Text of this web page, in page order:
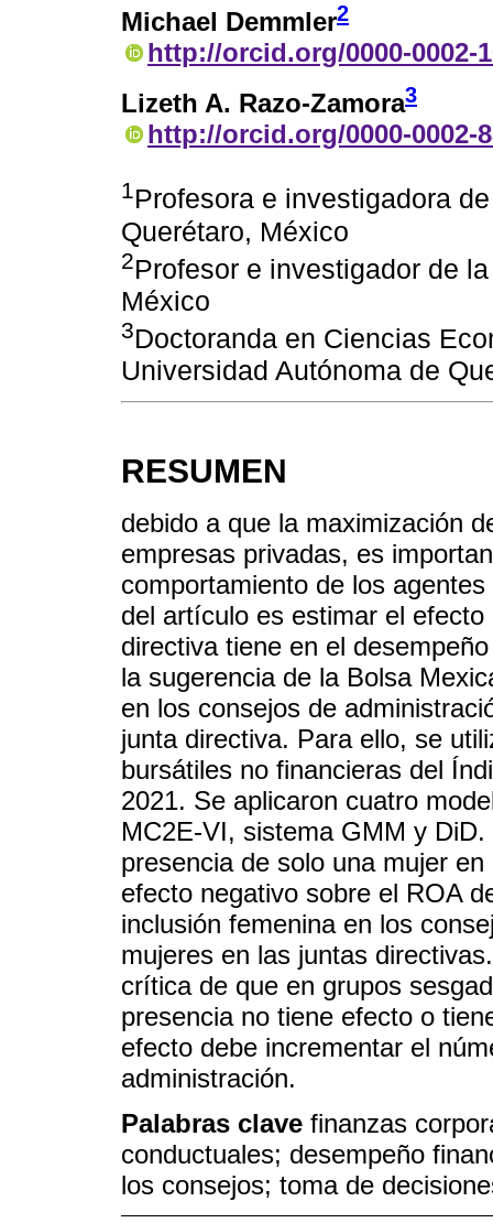
Michael Demmler2
http://orcid.org/0000-0002-
Lizeth A. Razo-Zamora3
http://orcid.org/0000-0002-
1Profesora e investigadora
Querétaro, México
2Profesor e investigador de
México
3Doctoranda en Ciencias
Universidad Autónoma de
RESUMEN
debido a que la maximización
empresas privadas, es
comportamiento de los
del artículo es estimar el
directiva tiene en el
la sugerencia de la Bolsa
en los consejos de
junta directiva. Para ello, se
bursátiles no financieras del
2021. Se aplicaron cuatro
MC2E-VI, sistema GMM y
presencia de solo una mujer
efecto negativo sobre el ROA
inclusión femenina en los
mujeres en las juntas
crítica de que en grupos
presencia no tiene efecto o
efecto debe incrementar el
administración.
Palabras clave finanzas
conductuales; desempeño
los consejos; toma de